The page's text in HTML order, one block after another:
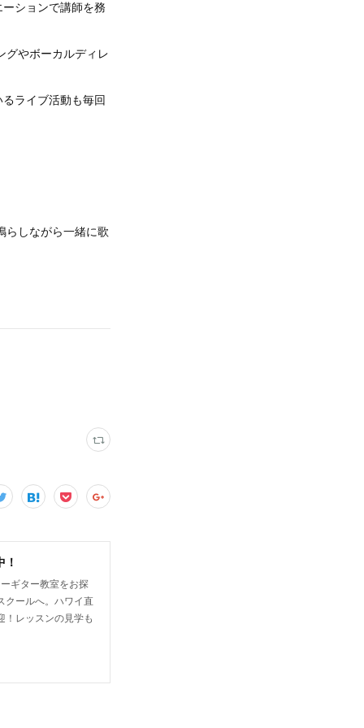
ションで講師を務
グやボーカルディレ
ライブ活動も毎回
らしながら一緒に歌
ギター教室をお探
クールへ。ハワイ直
！レッスンの見学も